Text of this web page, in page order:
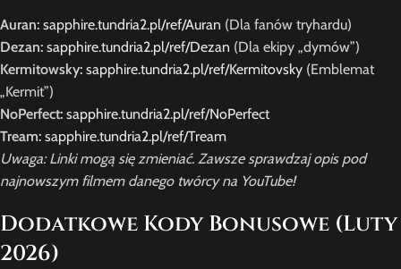
Auran: sapphire.tundria2.pl/ref/Auran (Dla fanów tryhardu)
Dezan: sapphire.tundria2.pl/ref/Dezan (Dla ekipy „dymów”)
Kermitowsky: sapphire.tundria2.pl/ref/Kermitovsky (Emblemat
„Kermit”)
NoPerfect: sapphire.tundria2.pl/ref/NoPerfect
Tream: sapphire.tundria2.pl/ref/Tream
Uwaga: Linki mogą się zmieniać. Zawsze sprawdzaj opis pod
najnowszym filmem danego twórcy na YouTube!
Dodatkowe Kody Bonusowe (Luty
2026)